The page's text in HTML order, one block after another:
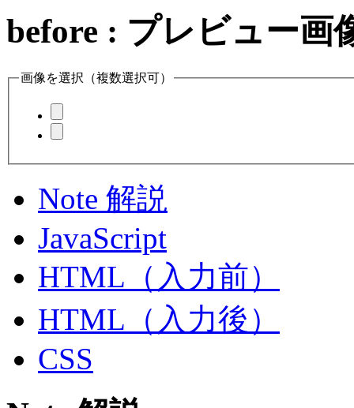
before : プレビュー画
画像を選択（複数選択可）
Note 解説
JavaScript
HTML（入力前）
HTML（入力後）
CSS